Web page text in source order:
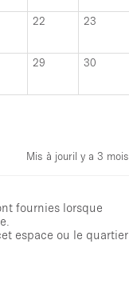
22 23
29 30
Mis à jouril y a 3 mois
fournies lorsque
espace ou le quartier